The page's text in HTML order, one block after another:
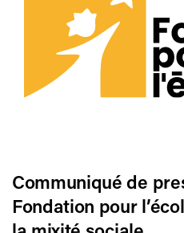
Communiqué de
Fondation pour